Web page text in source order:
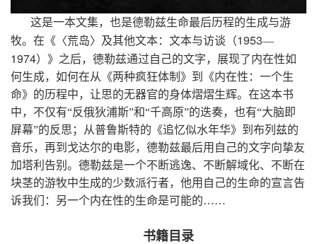
这是一本文集，也是德勒兹生命最后历程的生成与游
牧。在《〈荒岛〉及其他文本：文本与访谈（1953—
1974）》之后，德勒兹通过自己的文字，展现了内在性如
何生成，如何在从《两种疯狂体制》到《内在性：一个生
命》的历程中，让思的无器官的身体熠熠生辉。在这本书
中，不仅有“反俄狄浦斯”和“千高原”的迭奏，也有“大脑即
屏幕”的反思；从普鲁斯特的《追忆似水年华》到布列兹的
音乐，再到戈达尔的电影，德勒兹最后用自己的文字向挚友
加塔利告别。德勒兹是一个不断逃逸、不断解域化、不断在
块茎的游牧中生成的少数派行者，他用自己的生命的宣言告
诉我们：另一个内在性的生命是可能的……
书籍目录